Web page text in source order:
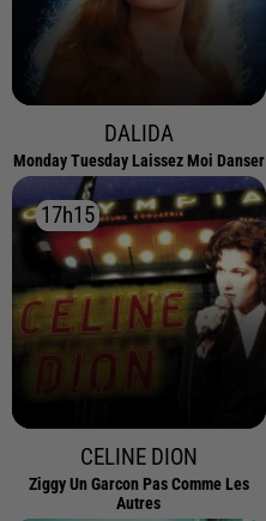
DALIDA
Monday Tuesday Laissez Moi Danser
17h15
17h15
CELINE DION
Ziggy Un Garcon Pas Comme Les
Autres